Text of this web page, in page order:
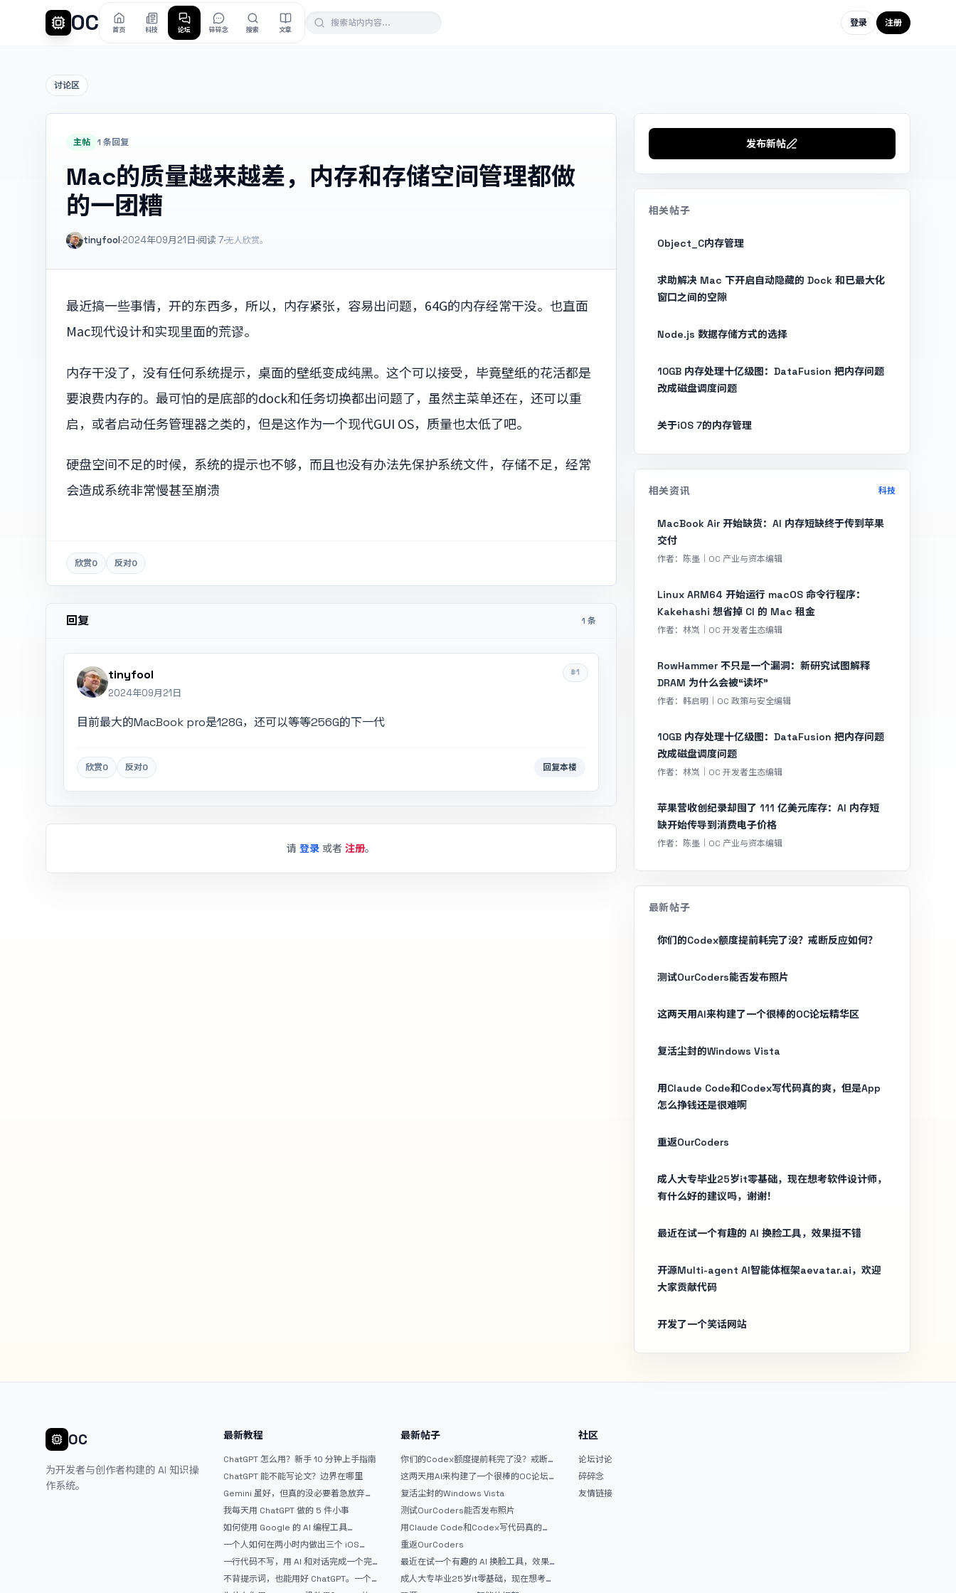
OC 首页 科技 论坛 碎碎念 搜索 文章
登录 注册
讨论区
主帖 1 条回复
Mac的质量越来越差，内存和存储空间管理都做
的一团糟
tinyfool·2024年09月21日·阅读 7·无人欣赏。
最近搞一些事情，开的东西多，所以，内存紧张，容易出问题，64G的内存经常干没。也直面
Mac现代设计和实现里面的荒谬。
内存干没了，没有任何系统提示，桌面的壁纸变成纯黑。这个可以接受，毕竟壁纸的花活都是
要浪费内存的。最可怕的是底部的dock和任务切换都出问题了，虽然主菜单还在，还可以重
启，或者启动任务管理器之类的，但是这作为一个现代GUI OS，质量也太低了吧。
硬盘空间不足的时候，系统的提示也不够，而且也没有办法先保护系统文件，存储不足，经常
会造成系统非常慢甚至崩溃
欣赏0 反对0
回复 1 条
#1
tinyfool
2024年09月21日
目前最大的MacBook pro是128G，还可以等等256G的下一代
欣赏0 反对0 回复本楼
请登录 或者注册。
发布新帖
相关帖子
Object_C内存管理
求助解决 Mac 下开启自动隐藏的 Dock 和已最大化
窗口之间的空隙
Node.js 数据存储方式的选择
10GB 内存处理十亿级图：DataFusion 把内存问题
改成磁盘调度问题
关于iOS 7的内存管理
相关资讯 科技
MacBook Air 开始缺货：AI 内存短缺终于传到苹果
交付
作者：陈墨｜OC 产业与资本编辑
Linux ARM64 开始运行 macOS 命令行程序：
Kakehashi 想省掉 CI 的 Mac 租金
作者：林岚｜OC 开发者生态编辑
RowHammer 不只是一个漏洞：新研究试图解释
DRAM 为什么会被“读坏”
作者：韩启明｜OC 政策与安全编辑
10GB 内存处理十亿级图：DataFusion 把内存问题
改成磁盘调度问题
作者：林岚｜OC 开发者生态编辑
苹果营收创纪录却囤了 111 亿美元库存：AI 内存短
缺开始传导到消费电子价格
作者：陈墨｜OC 产业与资本编辑
最新帖子
你们的Codex额度提前耗完了没？戒断反应如何？
测试OurCoders能否发布照片
这两天用AI来构建了一个很棒的OC论坛精华区
复活尘封的Windows Vista
用Claude Code和Codex写代码真的爽，但是App
怎么挣钱还是很难啊
重返OurCoders
成人大专毕业25岁it零基础，现在想考软件设计师，
有什么好的建议吗，谢谢！
最近在试一个有趣的 AI 换脸工具，效果挺不错
开源Multi-agent AI智能体框架aevatar.ai，欢迎
大家贡献代码
开发了一个笑话网站
OC
为开发者与创作者构建的 AI 知识操
作系统。
最新教程
ChatGPT 怎么用？新手 10 分钟上手指南
ChatGPT 能不能写论文？边界在哪里
Gemini 虽好，但真的没必要着急放弃
ChatGPT
我每天用 ChatGPT 做的 5 件小事
如何使用 Google 的 AI 编程工具
AntiGravity：独立开发者的新时代武器
一个人如何在两小时内做出三个 iOS
APP？｜AntiGravity + Gemini 3 实战完
整记录
一行代码不写，用 AI 和对话完成一个完
整网站：《图书天堂》实战记录
不背提示词，也能用好 ChatGPT。一个
万能提问模板
最新帖子
你们的Codex额度提前耗完了没？戒断
反应如何？
这两天用AI来构建了一个很棒的OC论坛
精华区
复活尘封的Windows Vista
测试OurCoders能否发布照片
用Claude Code和Codex写代码真的
爽，但是App怎么挣钱还是很难啊
重返OurCoders
最近在试一个有趣的 AI 换脸工具，效果
挺不错
成人大专毕业25岁it零基础，现在想考软
件设计师，有什么好的建议吗，谢谢！
社区
论坛讨论
碎碎念
友情链接